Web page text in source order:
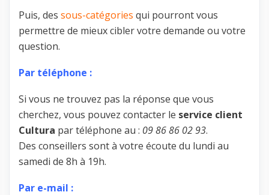
Puis, des sous-catégories qui pourront vous
permettre de mieux cibler votre demande ou votre
question.
Par téléphone :
Si vous ne trouvez pas la réponse que vous
cherchez, vous pouvez contacter le service client
Cultura par téléphone au : 09 86 86 02 93.
Des conseillers sont à votre écoute du lundi au
samedi de 8h à 19h.
Par e-mail :